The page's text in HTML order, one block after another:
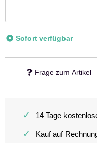
Sofort verfügbar
Frage zum Artikel
✓ 14 Tage
✓ Kauf auf